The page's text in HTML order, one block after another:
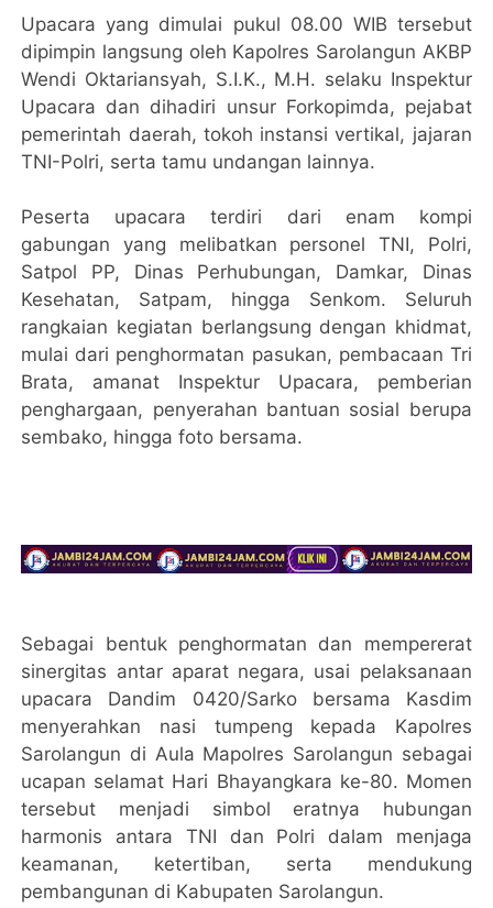
Upacara yang dimulai pukul 08.00 WIB tersebut
dipimpin langsung oleh Kapolres Sarolangun AKBP
Wendi Oktariansyah, S.I.K., M.H. selaku Inspektur
Upacara dan dihadiri unsur Forkopimda, pejabat
pemerintah daerah, tokoh instansi vertikal, jajaran
TNI-Polri, serta tamu undangan lainnya.
Peserta upacara terdiri dari enam kompi
gabungan yang melibatkan personel TNI, Polri,
Satpol PP, Dinas Perhubungan, Damkar, Dinas
Kesehatan, Satpam, hingga Senkom. Seluruh
rangkaian kegiatan berlangsung dengan khidmat,
mulai dari penghormatan pasukan, pembacaan Tri
Brata, amanat Inspektur Upacara, pemberian
penghargaan, penyerahan bantuan sosial berupa
sembako, hingga foto bersama.
Sebagai bentuk penghormatan dan mempererat
sinergitas antar aparat negara, usai pelaksanaan
upacara Dandim 0420/Sarko bersama Kasdim
menyerahkan nasi tumpeng kepada Kapolres
Sarolangun di Aula Mapolres Sarolangun sebagai
ucapan selamat Hari Bhayangkara ke-80. Momen
tersebut menjadi simbol eratnya hubungan
harmonis antara TNI dan Polri dalam menjaga
keamanan, ketertiban, serta mendukung
pembangunan di Kabupaten Sarolangun.